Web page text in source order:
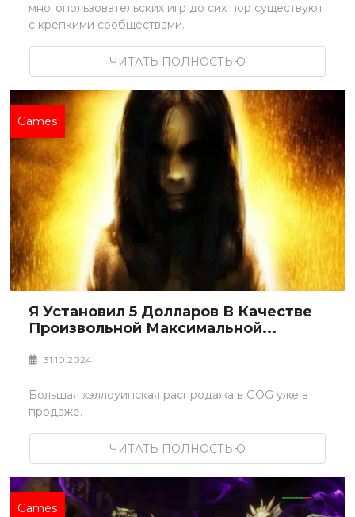
многопользовательских игр до сих пор существуют
с крепкими сообществами.
ЧИТАТЬ ПОЛНОСТЬЮ
Games
Я Установил 5 Долларов В Качестве
Произвольной Максимальной...
31.10.2024
Большая хэллоуинская распродажа в GOG уже в
продаже.
ЧИТАТЬ ПОЛНОСТЬЮ
Games